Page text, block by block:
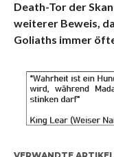
Death-Tor der
weiterer Beweis,
Goliaths immer